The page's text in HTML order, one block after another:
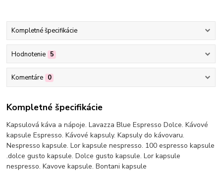
Kompletné špecifikácie
Hodnotenie 5
Komentáre 0
Kompletné špecifikácie
Kapsulová káva a nápoje. Lavazza Blue Espresso Dolce. Kávové
kapsule Espresso. Kávové kapsuly. Kapsuly do kávovaru.
Nespresso kapsule. Lor kapsule nespresso. 100 espresso kapsule
.dolce gusto kapsule. Dolce gusto kapsule. Lor kapsule
nespresso. Kavove kapsule. Bontani kapsule